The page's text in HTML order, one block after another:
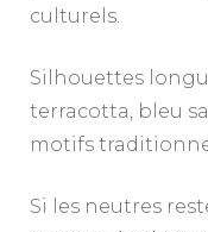
culturels.
Silhouettes
terracotta, bleu
motifs
Si les neutres